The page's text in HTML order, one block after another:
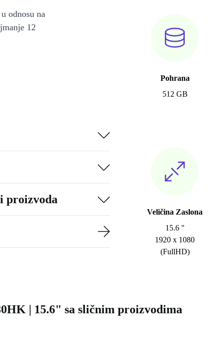
Pohrana
512 GB
Veličina Zaslona
15.6 "
1920 x 1080
(FullHD)
odnosu na
12
proizvoda
| 15.6" sa sličnim proizvodima